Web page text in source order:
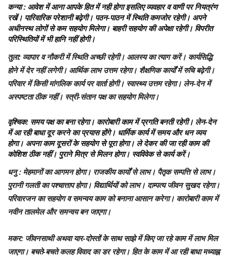
कन्या: आवेश में आना आपके हित में नही होगा इसलिए व्यवहार व वाणी पर नियत्रंण
रखें। पारिवारिक परेशानी बढ़ेगी। पठन-पाठन में स्थिति कमजोर रहेगी। अपने
अधीनस्थ लोगों से कम सहयोग मिलेगा। बाहरी सहयोग की अपेक्षा रहेगी। विपरीत
परिस्थितियों में भी हानि नहीं होगी।
तुला: व्यापार व नौकरी में स्थिति अच्छी रहेगी। आलस्य का त्याग करें। कार्यसिद्धि
होने में देर नहीं लगेगी। आर्थिक लाभ उत्तम रहेगा। शैक्षणिक कार्यों में रुचि बढ़ेगी।
परिवार में किसी मांगलिक कार्य पर वार्ता होगी। स्वास्थ्य उत्तम रहेगा। लेन-देन में
अस्पष्टता ठीक नहीं। स्त्री-संतान पक्ष का सहयोग मिलेगा।
वृश्चिक: समय पक्ष का बना रहेगा। कारोबारी काम में प्रगति बनती रहेगी। लेन-देन
में आ रही बाधा दूर करने का प्रयास होंगे। धार्मिक कार्य में समय और धन व्यय
होगा। अपना काम दूसरों के सहयोग से पूरा होगा। ले देकर की जा रही काम की
कोशिश ठीक नहीं। पुराने मित्र से मिलन होगा। स्वविवेक से कार्य करें।
धनु : मेहमानों का आगमन होगा। राजकीय कार्यों से लाभ। पैतृक सम्पत्ति से लाभ।
पुरानी गलती का पश्चात्ताप होगा। विद्यार्थियों को लाभ। दाम्पत्य जीवन सुखद रहेगा।
परिवारजन का सहयोग व समन्वय काम को बनाना आसान करेगा। कारोबारी काम में
नवीन तालमेल और समन्वय बन जाएगा।
मकर: जीवनसाथी अथवा यार-दोस्तों के साथ साझे में किए जा रहे काम में लाभ मिल
जाएगा। बचते-बचते कलह विवाद का डर रहेगा। हित के काम में आ रही बाधा मध्याह्न